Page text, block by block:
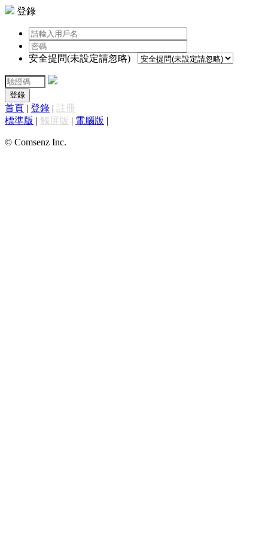
登錄
安全提問(未設定請忽略)
登錄
首頁 | 登錄 | 註冊
標準版 | 觸屏版 | 電腦版 |
© Comsenz Inc.